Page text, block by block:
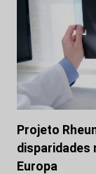
Projeto
disparidades
Europa